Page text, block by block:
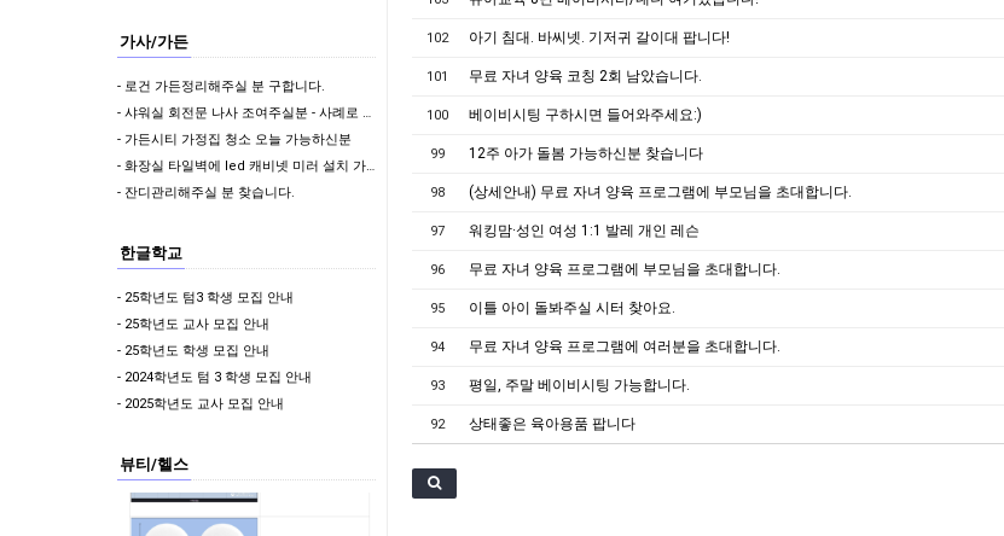
가사/가든
- 로건 가든정리해주실 분 구합니다.
- 샤워실 회전문 나사 조여주실분 - 사례로 50불 드려요 (위치: 사뱅)
- 가든시티 가정집 청소 오늘 가능하신분
- 화장실 타일벽에 led 캐비넷 미러 설치 가능하신분?
- 잔디관리해주실 분 찾습니다.
한글학교
- 25학년도 텀3 학생 모집 안내
- 25학년도 교사 모집 안내
- 25학년도 학생 모집 안내
- 2024학년도 텀 3 학생 모집 안내
- 2025학년도 교사 모집 안내
뷰티/헬스
102 아기 침대. 바씨넷. 기저귀 갈이대 팝니다!
101 무료 자녀 양육 코칭 2회 남았습니다.
100 베이비시팅 구하시면 들어와주세요:)
99 12주 아가 돌봄 가능하신분 찾습니다
98 (상세안내) 무료 자녀 양육 프로그램에 부모님을 초대합니다.
97 워킹맘·성인 여성 1:1 발레 개인 레슨
96 무료 자녀 양육 프로그램에 부모님을 초대합니다.
95 이틀 아이 돌봐주실 시터 찾아요.
94 무료 자녀 양육 프로그램에 여러분을 초대합니다.
93 평일, 주말 베이비시팅 가능합니다.
92 상태좋은 육아용품 팝니다